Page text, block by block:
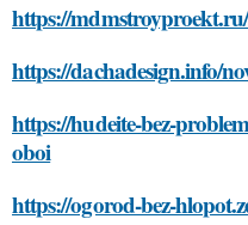
https://
https://dachadesign.info/
https://hudeite-bez-
oboi
https://ogorod-bez-